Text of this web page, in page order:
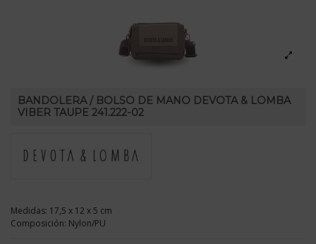
BANDOLERA / BOLSO DE MANO DEVOTA & LOMBA
VIBER TAUPE 241.222-02
Medidas: 17,5 x 12 x 5 cm
Composición: Nylon/PU